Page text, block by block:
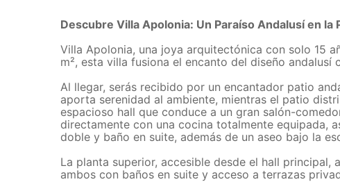
Descubre Villa Apolonia: Un Paraíso Andalusí en la
Villa Apolonia, una joya arquitectónica con solo 15
m², esta villa fusiona el encanto del diseño
Al llegar, serás recibido por un encantador patio
aporta serenidad al ambiente, mientras el patio
espacioso hall que conduce a un gran salón-
directamente con una cocina totalmente equipada,
doble y baño en suite, además de un aseo bajo la
La planta superior, accesible desde el hall
ambos con baños en suite y acceso a terrazas